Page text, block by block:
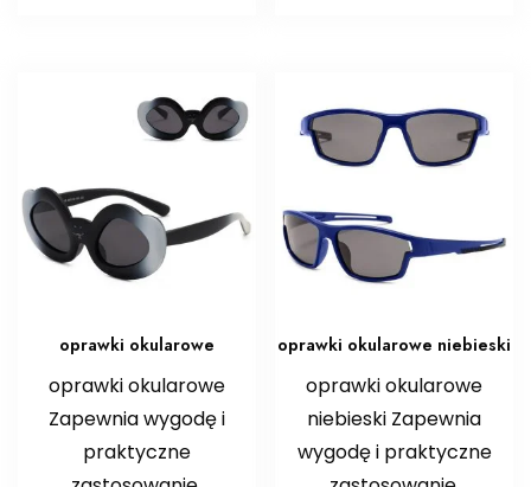
oprawki okularowe
oprawki okularowe
Zapewnia wygodę i
praktyczne
oprawki okularowe niebieski
oprawki okularowe
niebieski Zapewnia
wygodę i praktyczne